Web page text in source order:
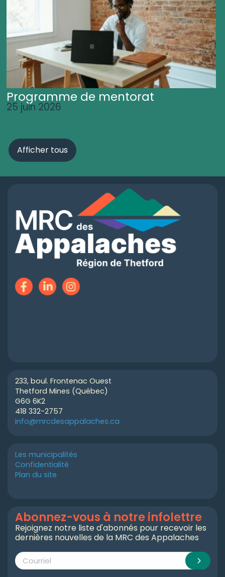
Programme de mentorat
25 juin 2026
Afficher tous
233, boul. Frontenac Ouest
Thetford Mines (Québec)
G6G 6K2
418 332-2757
info@mrcdesappalaches.ca
Les municipalités
Confidentialité
Plan du site
Abonnez-vous à notre infolettre
Rejoignez notre liste d'abonnés pour recevoir les
dernières nouvelles de la MRC des Appalaches